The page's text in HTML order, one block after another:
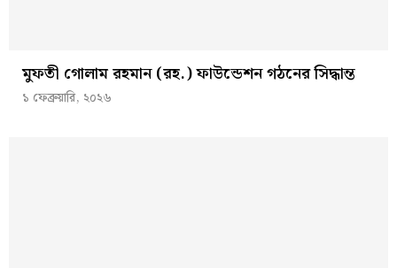
মুফতী গোলাম রহমান (রহ.) ফাউন্ডেশন গঠনের সিদ্ধান্ত
১ ফেব্রুয়ারি, ২০২৬